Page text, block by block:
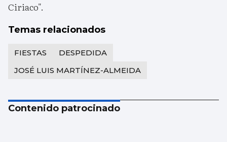
Ciriaco".
Temas relacionados
FIESTAS
DESPEDIDA
JOSÉ LUIS MARTÍNEZ-ALMEIDA
Contenido patrocinado